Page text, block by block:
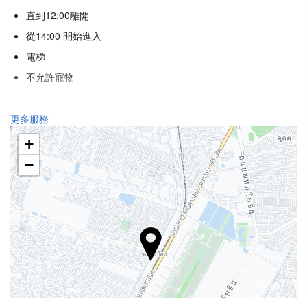
直到12:00離開
從14:00 開始進入
電梯
不允許寵物
接待服務
24 小時接待櫃檯
行李寄存
游泳池
游泳池
食品與飲品
單點餐廳
更多服務
+
−